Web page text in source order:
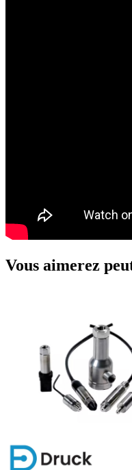
Vous aimerez